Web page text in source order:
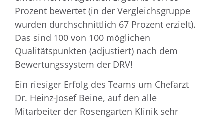
Prozent bewertet (in der Vergleichsgruppe
wurden durchschnittlich 67 Prozent erzielt).
Das sind 100 von 100 möglichen
Qualitätspunkten (adjustiert) nach dem
Bewertungssystem der DRV!
Ein riesiger Erfolg des Teams um Chefarzt
Dr. Heinz-Josef Beine, auf den alle
Mitarbeiter der Rosengarten Klinik sehr